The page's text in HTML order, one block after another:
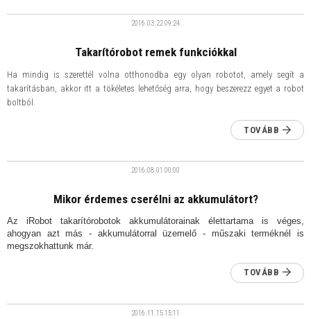
Takarítórobot remek funkciókkal
2016.03.2209:24
Ha mindig is szerettél volna otthonodba egy olyan robotot, amely segít a
takarításban, akkor itt a tökéletes lehetőség arra, hogy beszerezz egyet a robot
boltból.
TOVÁBB
Mikor érdemes cserélni az akkumulátort?
2016.08.01 00:00
Az iRobot takarítórobotok akkumulátorainak élettartama is véges,
ahogyan azt más - akkumulátorral üzemelő - műszaki terméknél is
megszokhattunk már.
TOVÁBB
2016.11.1515:11